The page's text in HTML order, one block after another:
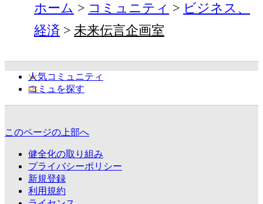
ホーム コミュニティ
ビジネス、
経済
未来伝言企画室
人気コミュニティ
コミュを探す
このページの上部へ
健全化の取り組み
プライバシーポリシー
新規登録
利用規約